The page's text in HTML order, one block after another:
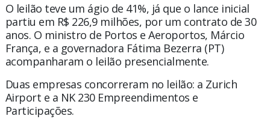
O leilão teve um ágio de 41%, já que o lance inicial
partiu em R$ 226,9 milhões, por um contrato de 30
anos. O ministro de Portos e Aeroportos, Márcio
França, e a governadora Fátima Bezerra (PT)
acompanharam o leilão presencialmente.
Duas empresas concorreram no leilão: a Zurich
Airport e a NK 230 Empreendimentos e
Participações.